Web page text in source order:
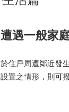
遭遇一般家
於住戶周遭鄰近發
設置之情形，則可